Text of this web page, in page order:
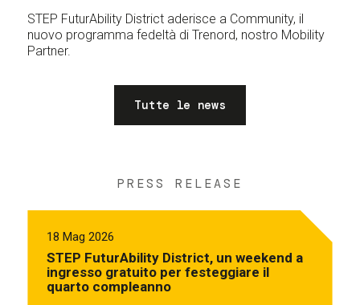
STEP FuturAbility District aderisce a Community, il
nuovo programma fedeltà di Trenord, nostro Mobility
Partner.
Tutte le news
PRESS RELEASE
18 Mag 2026
STEP FuturAbility District, un weekend a
ingresso gratuito per festeggiare il
quarto compleanno